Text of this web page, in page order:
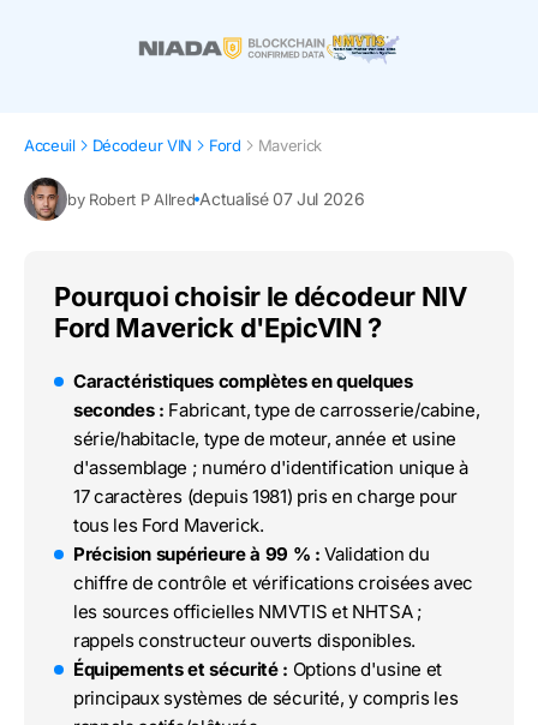
Acceuil Décodeur VIN Ford Maverick
by Robert P Allred Actualisé 07 Jul 2026
Pourquoi choisir le décodeur NIV
Ford Maverick d'EpicVIN ?
Caractéristiques complètes en quelques
secondes : Fabricant, type de carrosserie/cabine,
série/habitacle, type de moteur, année et usine
d'assemblage ; numéro d'identification unique à
17 caractères (depuis 1981) pris en charge pour
tous les Ford Maverick.
Précision supérieure à 99 % : Validation du
chiffre de contrôle et vérifications croisées avec
les sources officielles NMVTIS et NHTSA ;
rappels constructeur ouverts disponibles.
Équipements et sécurité : Options d'usine et
principaux systèmes de sécurité, y compris les